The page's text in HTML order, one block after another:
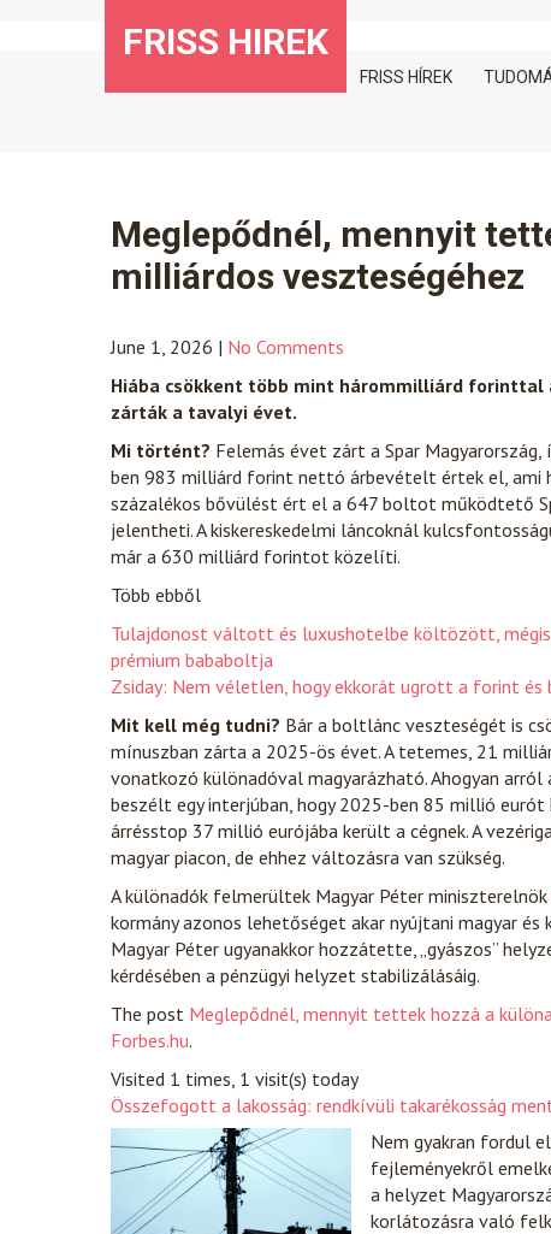
FRISS HIREK
FRISS HÍREK
Meglepődnél, mennyit
milliárdos veszteségéhez
June 1, 2026 | No Comments
Hiába csökkent több mint hárommilliárd forinttal
zárták a tavalyi évet.
Mi történt? Felemás évet zárt a Spar Magyarország,
ben 983 milliárd forint nettó árbevételt értek el, ami
százalékos bővülést ért el a 647 boltot működtető
jelentheti. A kiskereskedelmi láncoknál
már a 630 milliárd forintot közelíti.
Több ebből
Tulajdonost váltott és luxushotelbe költözött,
prémium bababoltja
Zsiday: Nem véletlen, hogy ekkorát ugrott a forint és
Mit kell még tudni? Bár a boltlánc veszteségét is
mínuszban zárta a 2025-ös évet. A tetemes, 21
vonatkozó különadóval magyarázható. Ahogyan arról
beszélt egy interjúban, hogy 2025-ben 85 millió
árrésstop 37 millió eurójába került a cégnek. A
magyar piacon, de ehhez változásra van szükség.
A különadók felmerültek Magyar Péter miniszterelnök
kormány azonos lehetőséget akar nyújtani magyar
Magyar Péter ugyanakkor hozzátette, „gyászos”
kérdésében a pénzügyi helyzet stabilizálásáig.
The post Meglepődnél, mennyit tettek hozzá a
Forbes.hu.
Visited 1 times, 1 visit(s) today
Összefogott a lakosság: rendkívüli takarékosság
Nem gyakran fordul
fejleményekről
a helyzet
korlátozásra való